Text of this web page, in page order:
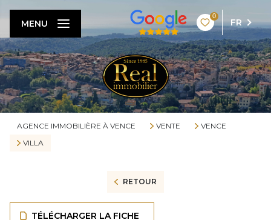
0
FR
MENU
AGENCE IMMOBILIÈRE À VENCE VENTE
VENCE
VILLA
RETOUR
TÉLÉCHARGER LA FICHE